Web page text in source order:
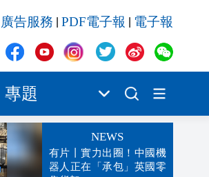
廣告服務 PDF電子報 電子報
專題
NEWS
有片丨實力出圈！中國機
器人正在「承包」英國零